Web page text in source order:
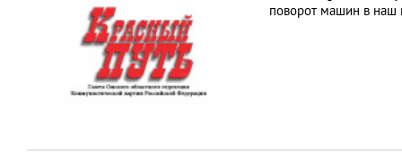
поворот машин в наш